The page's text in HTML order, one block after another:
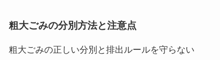
粗大ごみの分別方法と注意点
粗大ごみの正しい分別と排出ルールを守らない